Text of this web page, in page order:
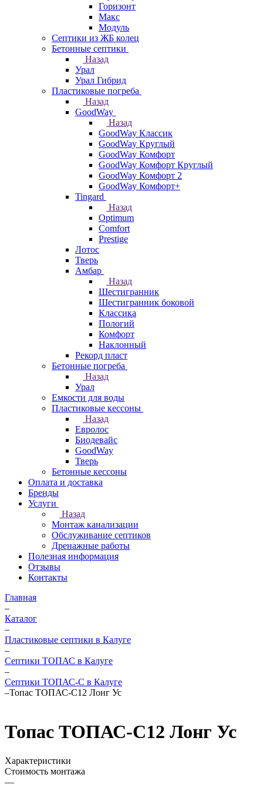
Горизонт
Макс
Модуль
Септики из ЖБ колец
Бетонные септики
Назад
Урал
Урал Гибрид
Пластиковые погреба
Назад
GoodWay
Назад
GoodWay Классик
GoodWay Круглый
GoodWay Комфорт
GoodWay Комфорт Круглый
GoodWay Комфорт 2
GoodWay Комфорт+
Tingard
Назад
Optimum
Comfort
Prestige
Лотос
Тверь
Амбар
Назад
Шестигранник
Шестигранник боковой
Классика
Пологий
Комфорт
Наклонный
Рекорд пласт
Бетонные погреба
Назад
Урал
Емкости для воды
Пластиковые кессоны
Назад
Евролос
Биодевайс
GoodWay
Тверь
Бетонные кессоны
Оплата и доставка
Бренды
Услуги
Назад
Монтаж канализации
Обслуживание септиков
Дренажные работы
Полезная информация
Отзывы
Контакты
Главная
–
Каталог
–
Пластиковые септики в Калуге
–
Септики ТОПАС в Калуге
–
Септики ТОПАС-С в Калуге
–Топас ТОПАС-С12 Лонг Ус
Топас ТОПАС-С12 Лонг Ус
Характеристики
Стоимость монтажа
—